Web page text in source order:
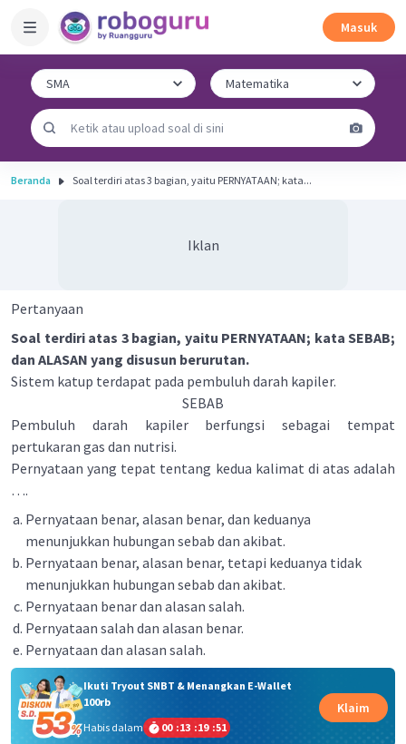
Masuk
Beranda Soal terdiri atas 3 bagian, yaitu PERNYATAAN; kata...
Iklan
Pertanyaan
Soal terdiri atas 3 bagian, yaitu PERNYATAAN; kata SEBAB;
dan ALASAN yang disusun berurutan.
Sistem katup terdapat pada pembuluh darah kapiler.
SEBAB
Pembuluh darah kapiler berfungsi sebagai tempat
pertukaran gas dan nutrisi.
Pernyataan yang tepat tentang kedua kalimat di atas adalah
….
Pernyataan benar, alasan benar, dan keduanya
menunjukkan hubungan sebab dan akibat.
Pernyataan benar, alasan benar, tetapi keduanya tidak
menunjukkan hubungan sebab dan akibat.
Pernyataan benar dan alasan salah.
Pernyataan salah dan alasan benar.
Pernyataan dan alasan salah.
Ikuti Tryout SNBT & Menangkan E-Wallet
100rb
Habis dalam
00 :13 :19 :51
Klaim